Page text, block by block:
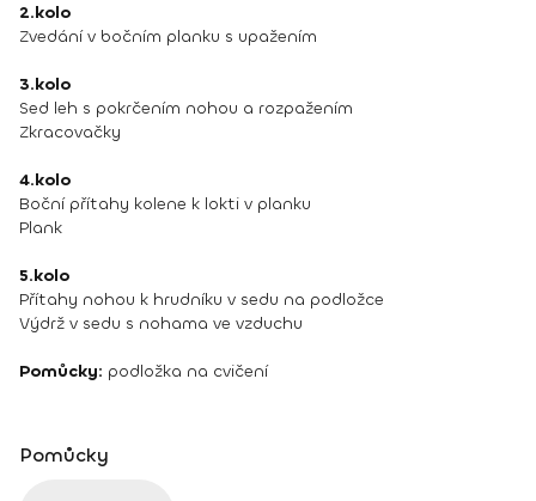
2.kolo
Zvedání v bočním planku s upažením
3.kolo
Sed leh s pokrčením nohou a rozpažením
Zkracovačky
4.kolo
Boční přítahy kolene k lokti v planku
Plank
5.kolo
Přítahy nohou k hrudníku v sedu na podložce
Výdrž v sedu s nohama ve vzduchu
Pomůcky: podložka na cvičení
Pomůcky